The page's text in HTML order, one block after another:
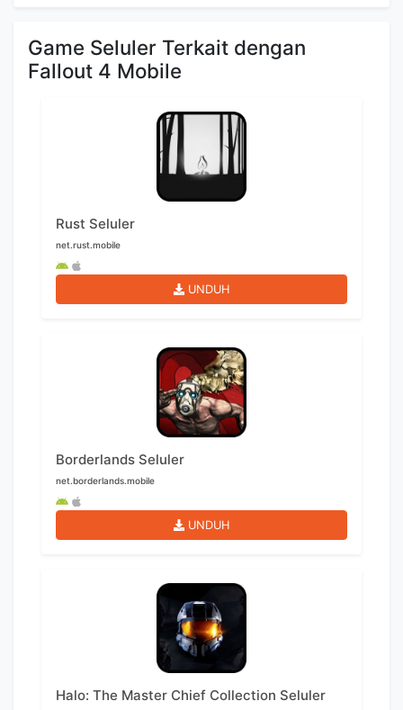
Game Seluler Terkait dengan
Fallout 4 Mobile
Rust Seluler
net.rust.mobile
UNDUH
Borderlands Seluler
net.borderlands.mobile
UNDUH
Halo: The Master Chief Collection Seluler